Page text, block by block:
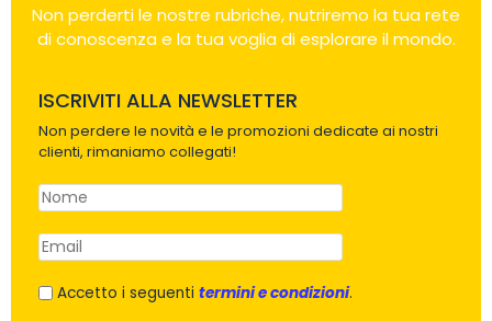
Non perderti le nostre rubriche, nutriremo la tua rete
di conoscenza e la tua voglia di esplorare il mondo.
ISCRIVITI ALLA NEWSLETTER
Non perdere le novità e le promozioni dedicate ai nostri
clienti, rimaniamo collegati!
Accetto i seguenti termini e condizioni.